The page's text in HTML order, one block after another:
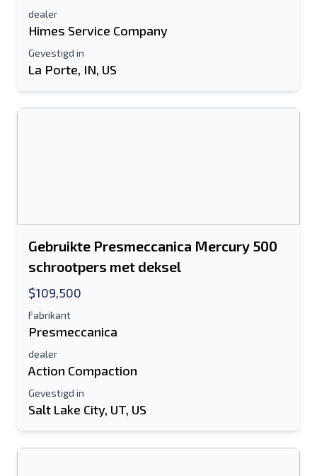
dealer
Himes Service Company
Gevestigd in
La Porte, IN, US
Gebruikte Presmeccanica Mercury 500
schrootpers met deksel
$109,500
Fabrikant
Presmeccanica
dealer
Action Compaction
Gevestigd in
Salt Lake City, UT, US